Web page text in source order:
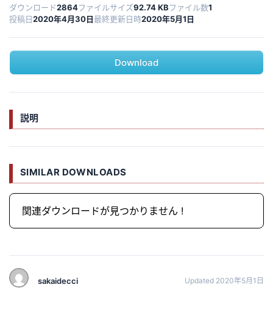
ダウンロード2864ファイルサイズ92.74 KBファイル数1
投稿日2020年4月30日最終更新日時2020年5月1日
Download
説明
SIMILAR DOWNLOADS
関連ダウンロードが見つかりません !
sakaidecci Updated 2020年5月1日